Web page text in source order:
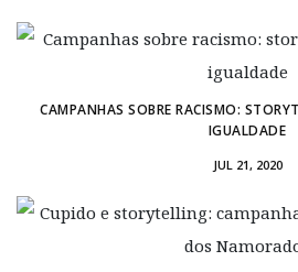
CAMPANHAS SOBRE RACISMO:
IGUALDADE
JUL 21, 2020